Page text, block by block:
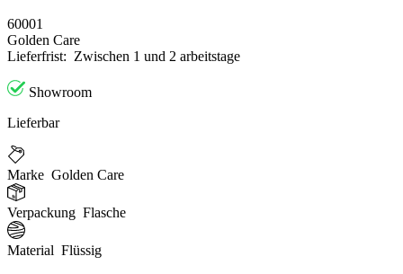
60001
Golden Care
Lieferfrist: Zwischen 1 und 2 arbeitstage
Showroom
Lieferbar
Marke Golden Care
Verpackung Flasche
Material Flüssig